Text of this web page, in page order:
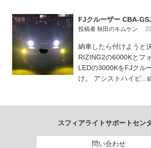
FJクルーザー CBA-
投稿者 秋田のキムケン
納車したら付けようと
RIZING2の6000Kとフ
LEDの3000KをFJクル
け。 アシストハイビ..
スフィアライトサポートセン
問い合わせ